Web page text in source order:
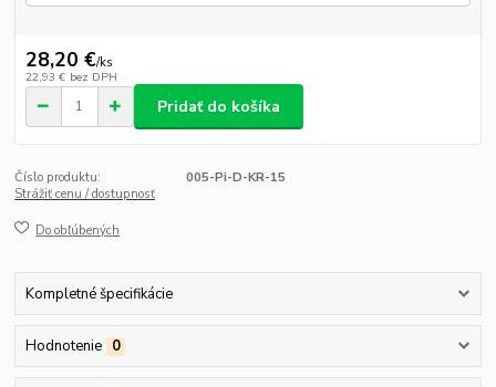
28,20 €/ks
22,93 € bez DPH
Pridať do košíka
Číslo produktu:
005-Pi-D-KR-15
Strážiť cenu / dostupnosť
Do obľúbených
Kompletné špecifikácie
Hodnotenie 0